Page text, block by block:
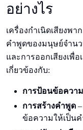
อย่างไร
เครื่องกําเนิดเสียงพ
คําพูดของมนุษย์จํานว
และการออกเสียงเพื่
เกี่ยวข้องกับ:
การป้อนข้อความ
การสร้างคําพูด
ข้อความให้เป็น